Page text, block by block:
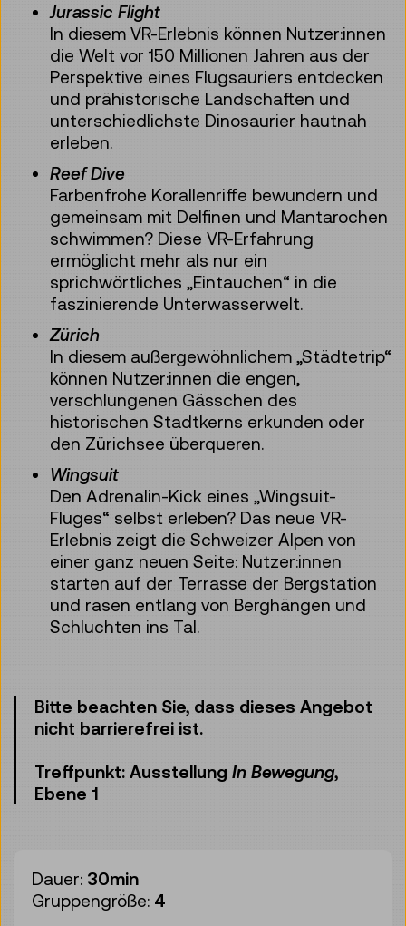
Jurassic Flight
In diesem VR-Erlebnis können Nutzer:innen
die Welt vor 150 Millionen Jahren aus der
Perspektive eines Flugsauriers entdecken
und prähistorische Landschaften und
unterschiedlichste Dinosaurier hautnah
erleben.
Reef Dive
Farbenfrohe Korallenriffe bewundern und
gemeinsam mit Delfinen und Mantarochen
schwimmen? Diese VR-Erfahrung
ermöglicht mehr als nur ein
sprichwörtliches „Eintauchen“ in die
faszinierende Unterwasserwelt.
Zürich
In diesem außergewöhnlichem „Städtetrip“
können Nutzer:innen die engen,
verschlungenen Gässchen des
historischen Stadtkerns erkunden oder
den Zürichsee überqueren.
Wingsuit
Den Adrenalin-Kick eines „Wingsuit-
Fluges“ selbst erleben? Das neue VR-
Erlebnis zeigt die Schweizer Alpen von
einer ganz neuen Seite: Nutzer:innen
starten auf der Terrasse der Bergstation
und rasen entlang von Berghängen und
Schluchten ins Tal.
Bitte beachten Sie, dass dieses Angebot
nicht barrierefrei ist.
Treffpunkt: Ausstellung In Bewegung,
Ebene 1
Dauer: 30min
Gruppengröße: 4